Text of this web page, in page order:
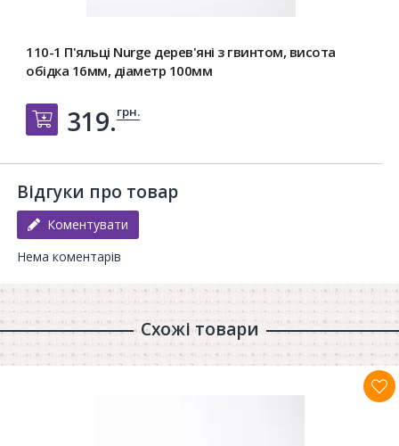
110-1 П'яльці Nurge дерев'яні з гвинтом, висота
обідка 16мм, діаметр 100мм
Добавить в корзину
319.грн.
Відгуки про товар
Коментувати
Нема коментарів
Схожі товари